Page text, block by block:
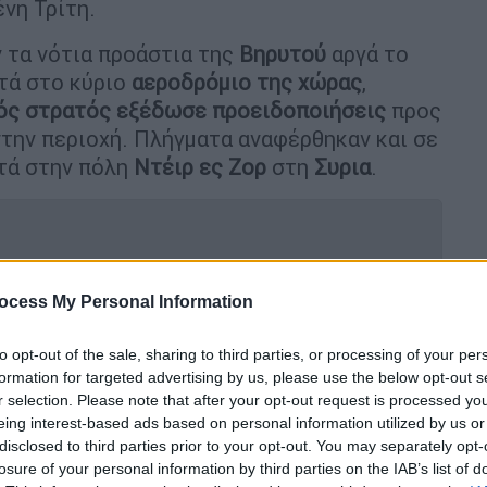
My Personal Information
opt-out of the sale, sharing to third parties, or processing of your
for targeted advertising by us, please use the below opt-out
selection. Please note that after your opt-out request is processed
interest-based ads based on personal information utilized by us
to third parties prior to your opt-out. You may separately
of your personal information by third parties on the IAB’s list of
Τρίτη.
νότια προάστια της Βηρυτού αργά το
στο κύριο αεροδρόμιο της χώρας,
στρατός εξέδωσε προειδοποιήσεις προς
περιοχή. Πλήγματα αναφέρθηκαν και σε
στην πόλη Ντέιρ ες Ζορ στη Συρια.
οι πωλήσεις όπλων στο Ισραήλ
αναλάβουμε δράση κατά του